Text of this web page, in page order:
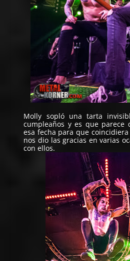
Molly sopló una tarta
cumpleaños y es que parece
esa fecha para que
nos dio las gracias en varias
con ellos.